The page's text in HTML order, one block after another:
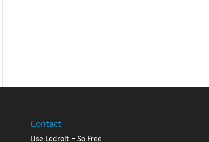
Contact
Lise Ledroit – So Free